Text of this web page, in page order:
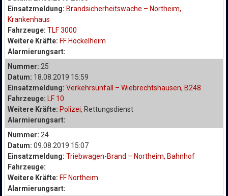
Einsatzmeldung: Brandsicherheitswache – Northeim,
Krankenhaus
Fahrzeuge: TLF 3000
Weitere Kräfte: FF Höckelheim
Alarmierungsart:
Nummer: 25
Datum: 18.08.2019 15:59
Einsatzmeldung: Verkehrsunfall – Wiebrechtshausen, B248
Fahrzeuge:
LF 10
Weitere Kräfte: Polizei, Rettungsdienst
Alarmierungsart:
Nummer: 24
Datum: 09.08.2019 15:07
Einsatzmeldung: Triebwagen-Brand – Northeim, Bahnhof
Fahrzeuge:
Weitere Kräfte: FF Northeim
Alarmierungsart: